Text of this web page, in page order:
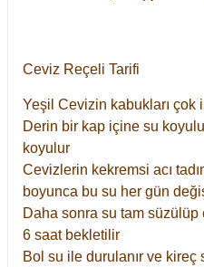
Ceviz Reçeli Tarifi
Yeşil Cevizin kabukları çok
Derin bir kap içine su
koyulur
Cevizlerin kekremsi acı
boyunca bu su her gün
Daha sonra su tam
6 saat bekletilir
Bol su ile durulanır ve kireç